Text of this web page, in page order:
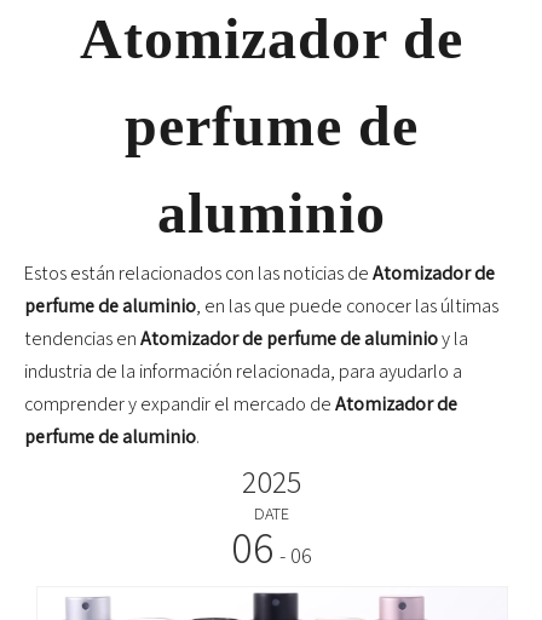
Atomizador de
perfume de
aluminio
Estos están relacionados con las noticias deAtomizador de
perfume de aluminio, en las que puede conocer las últimas
tendencias enAtomizador de perfume de aluminioy la
industria de la información relacionada, para ayudarlo a
comprender y expandir el mercado deAtomizador de
perfume de aluminio.
2025
DATE
06 - 06